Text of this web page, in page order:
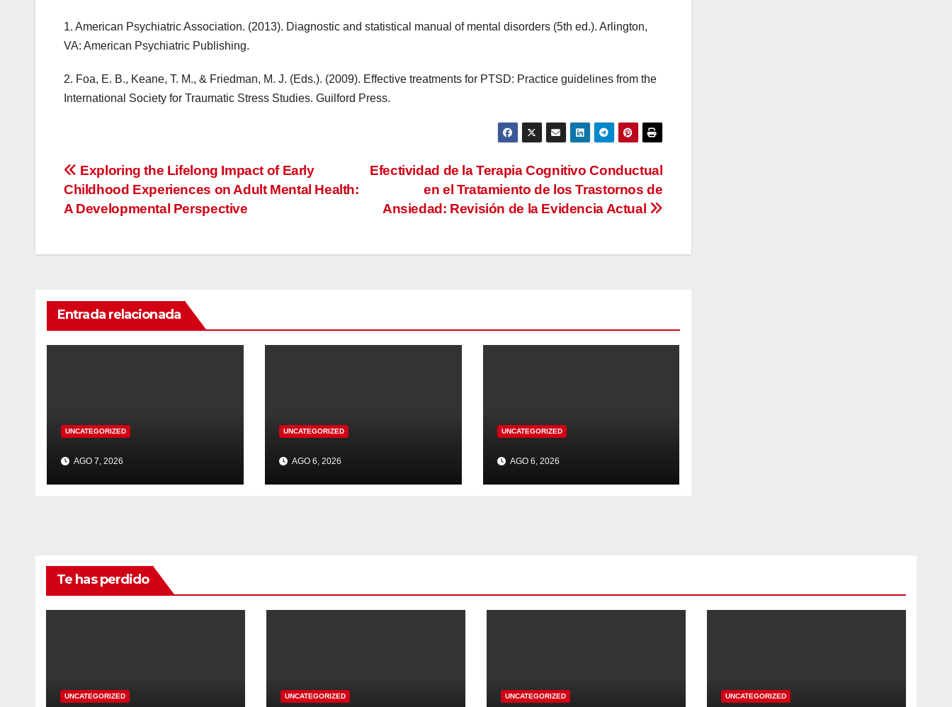
1. American Psychiatric Association. (2013). Diagnostic and statistical manual of mental disorders (5th ed.). Arlington,
VA: American Psychiatric Publishing.
2. Foa, E. B., Keane, T. M., & Friedman, M. J. (Eds.). (2009). Effective treatments for PTSD: Practice guidelines from the
International Society for Traumatic Stress Studies. Guilford Press.
Navegación
de
Efectividad de la Terapia Cognitivo Conductual
en el Tratamiento de los Trastornos de
Ansiedad: Revisión de la Evidencia Actual
Exploring the Lifelong Impact of Early
Childhood Experiences on Adult Mental Health:
A Developmental Perspective
Entrada relacionada
UNCATEGORIZED
AGO 7, 2026
UNCATEGORIZED
AGO 6, 2026
UNCATEGORIZED
AGO 6, 2026
Te has perdido
UNCATEGORIZED UNCATEGORIZED UNCATEGORIZED UNCATEGORIZED